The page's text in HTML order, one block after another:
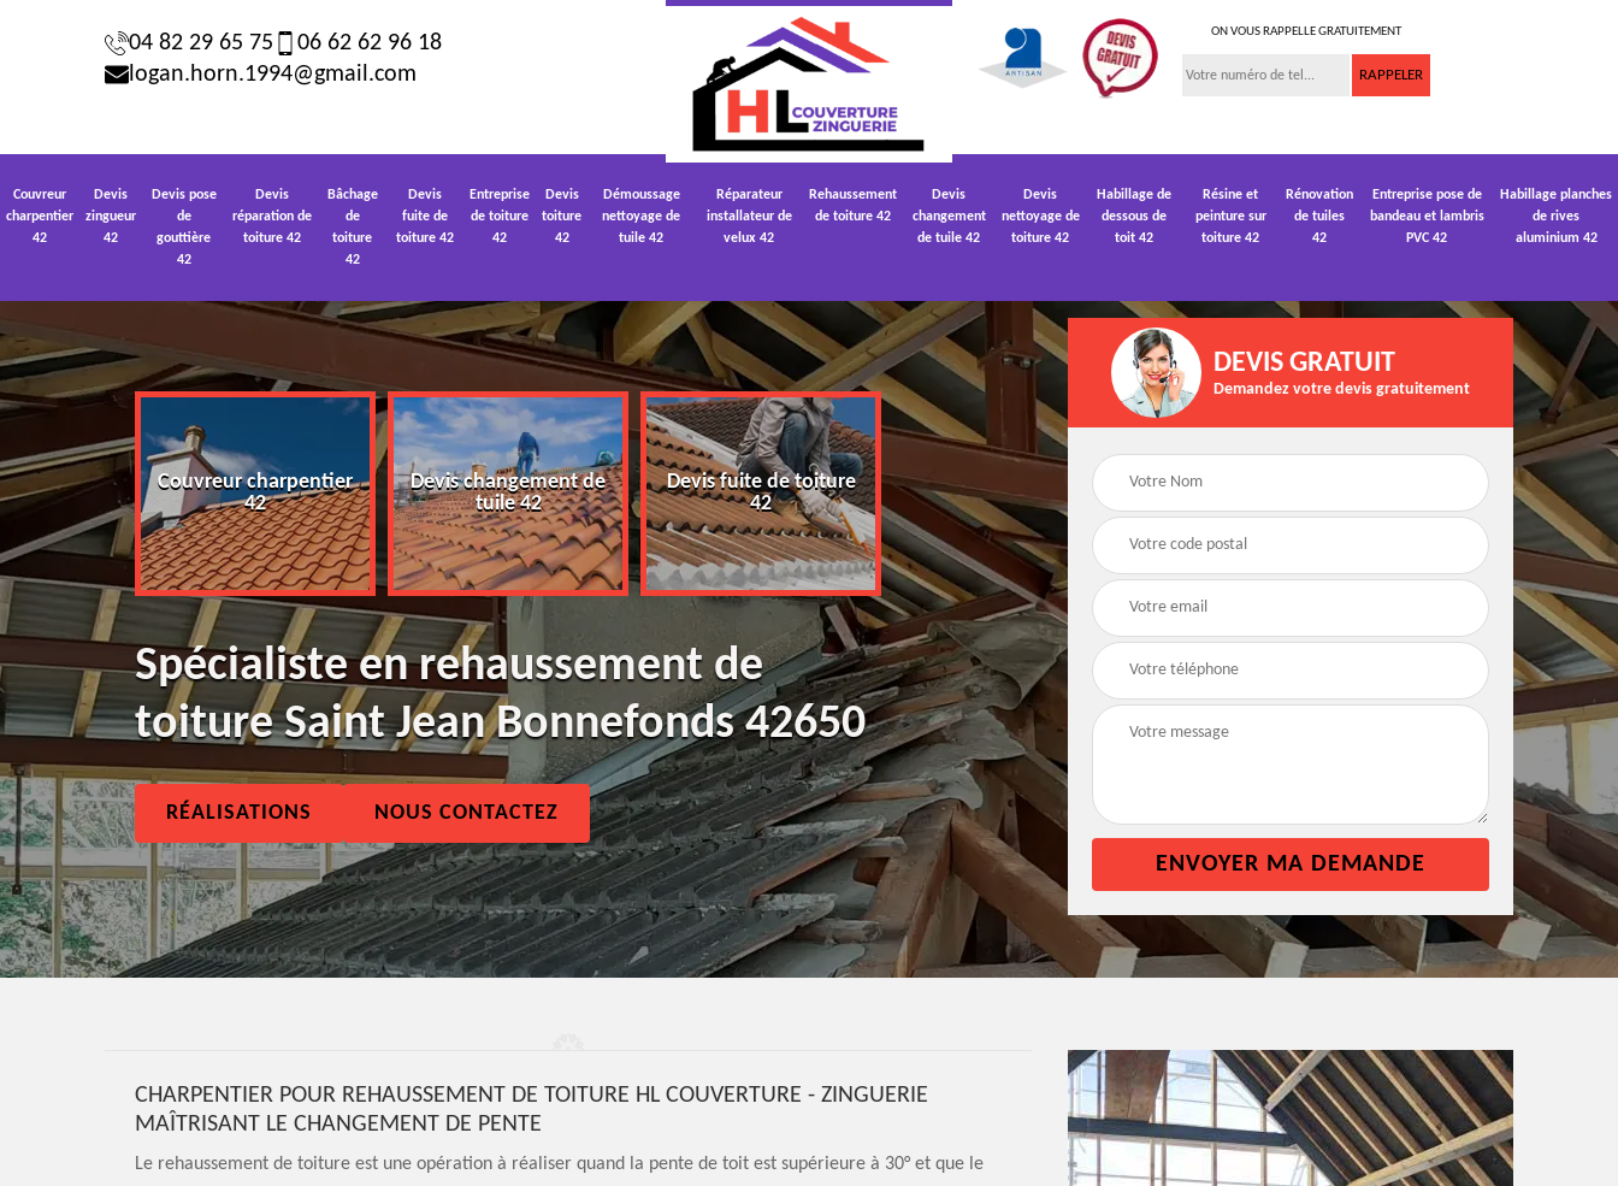
04 82 29 65 75
06 62 62 96 18
logan.horn.1994@gmail.com
ON VOUS RAPPELLE GRATUITEMENT
Couvreur
charpentier
42
Devis
zingueur
42
Devis pose
de
gouttière
42
Devis
réparation de
toiture 42
Bâchage
de
toiture
42
Devis
fuite de
toiture 42
Entreprise
de toiture
42
Devis
toiture
42
Démoussage
nettoyage de
tuile 42
Réparateur
installateur de
velux 42
Rehaussement
de toiture 42
Devis
changement
de tuile 42
Devis
nettoyage de
toiture 42
Habillage de
dessous de
toit 42
Résine et
peinture sur
toiture 42
Rénovation
de tuiles
42
Entreprise pose de
bandeau et lambris
PVC 42
Habillage planches
de rives
aluminium 42
toiture 42
Couvreur charpentier
42
Devis changement de
tuile 42
Devis fuite de toiture
42
Devis nettoyage de
toiture 42
Devis réparation de
toiture 42
Spécialiste en rehaussement de
toiture Saint Jean Bonnefonds 42650
RÉALISATIONS NOUS CONTACTEZ
DEVIS GRATUIT
Demandez votre devis gratuitement
CHARPENTIER POUR REHAUSSEMENT DE TOITURE HL COUVERTURE - ZINGUERIE
MAÎTRISANT LE CHANGEMENT DE PENTE
Le rehaussement de toiture est une opération à réaliser quand la pente de toit est supérieure à 30° et que le